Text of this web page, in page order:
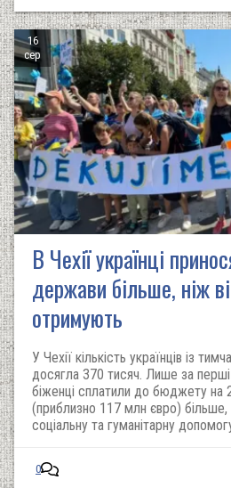
16
сер
В Чехії українці
держави більше, ніж
отримують
У Чехії кількість українців із
досягла 370 тисяч. Лише за
біженці сплатили до бюджету на
(приблизно 117 млн євро) більше,
соціальну та гуманітарну
0